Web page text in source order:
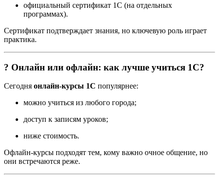
официальный сертификат 1С (на отдельных
программах).
Сертификат подтверждает знания, но ключевую роль играет
практика.
? Онлайн или офлайн: как лучше учиться 1С?
Сегодня онлайн-курсы 1С популярнее:
можно учиться из любого города;
доступ к записям уроков;
ниже стоимость.
Офлайн-курсы подходят тем, кому важно очное общение, но
они встречаются реже.